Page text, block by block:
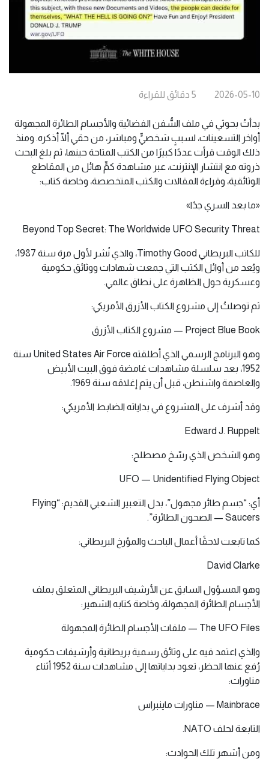
2026-05-10
5 دقائق للقراءة
بدأتُ بحوثي في ملف السُّفن الفضائية والأجسام الطائرة المجهولة
أواخر التسعينات، لسببٍ شخصيٍّ ومباشر، من حقي ألّا أذكره. ومنذ
ذلك الوقت قرأت عددًا كبيرًا من الكتب المتاحة حينها، ثم بلغ البحث
ذروته مع انتشار الإنترنت، عبر مشاهدة كمٍّ هائل من المقاطع
الوثائقية، وقراءة المقالات والكتب المتخصصة، وخاصة كتاب:
«ما بعد السري جدًا»
Beyond Top Secret: The Worldwide UFO Security Threat
للكاتب البريطاني Timothy Good، والذي نُشر لأول مرة سنة 1987،
ويُعد من أوائل الكتب التي جمعت شهادات ووثائق حكومية
وعسكرية حول الظاهرة على نطاق عالمي.
ثم توصلتُ إلى مشروع الكتاب الأزرق الأمريكي:
Project Blue Book — مشروع الكتاب الأزرق
وهو البرنامج الرسمي الذي أطلقته United States Air Force سنة
1952، بعد سلسلة مشاهدات غامضة فوق البيت الأبيض
والعاصمة واشنطن، قبل أن يتم إغلاقه سنة 1969.
وقد أشرف على المشروع في بداياته الضابط الأمريكي:
Edward J. Ruppelt
وهو الشخص الذي رسّخ مصطلح:
UFO — Unidentified Flying Object
أي: “جسم طائر مجهول”، بدل التعبير الشعبي القديم: “Flying
Saucers — الصحون الطائرة”.
كما تابعت لاحقًا أعمال الباحث والمؤرخ البريطاني:
David Clarke
وهو المسؤول السابق عن الأرشيف البريطاني المتعلق بملف
الأجسام الطائرة المجهولة، وخاصة كتابه الشهير:
The UFO Files — ملفات الأجسام الطائرة المجهولة
والذي اعتمد فيه على وثائق رسمية بريطانية وأرشيفات حكومية
رُفع عنها الحظر، تعود بداياتها إلى مشاهدات سنة 1952 أثناء
مناورات:
Mainbrace — مناورات ماينبراس
التابعة لحلف NATO.
ومن أشهر تلك الحوادث: